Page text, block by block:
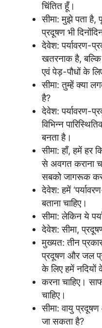
चिंतित हूँ।
सीमा: मुझे पता है,
प्रदूषण भी
देवेश: पर्यावरण-
खतरनाक है, बल्कि
एवं पेड़-पौधों के
सीमा: तुम्हें क्या
है?
देवेश: पर्यावरण-
विभिन्न
बनता है।
सीमा: हाँ, हमें हर
से अवगत कराना
सबको जागरूक
देवेश: हमें
बताना चाहिए।
सीमा: लेकिन ये
देवेश: सीमा,
मुख्यत: तीन
प्रदूषण और जल
के लिए हमें नदियों
करना चाहिए।
चाहिए।
सीमा: वायु
जा सकता है?